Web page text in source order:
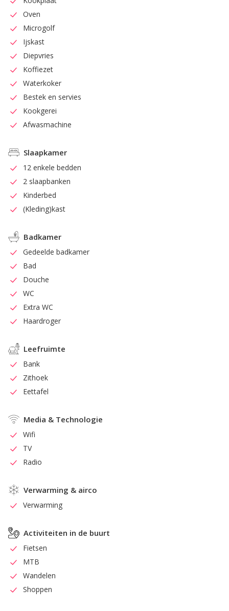
Oven
Microgolf
Ijskast
Diepvries
Koffiezet
Waterkoker
Bestek en servies
Kookgerei
Afwasmachine
Slaapkamer
12 enkele bedden
2 slaapbanken
Kinderbed
(Kleding)kast
Badkamer
Gedeelde badkamer
Bad
Douche
WC
Extra WC
Haardroger
Leefruimte
Bank
Zithoek
Eettafel
Media & Technologie
Wifi
TV
Radio
Verwarming & airco
Verwarming
Activiteiten in de buurt
Fietsen
MTB
Wandelen
Shoppen